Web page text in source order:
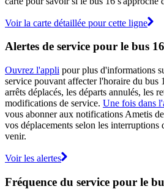
Voir la carte détaillée pour cette ligne
Alertes de service pour le bus
Ouvrez l'appli pour plus d'informations
service pouvant affecter l'horaire du bus
arrêts déplacés, les départs annulés, les
modifications de service. Une fois dans
vous abonner aux notifications Ametis
vos déplacements selon les interruptions
venir.
Voir les alertes
Fréquence du service pour le